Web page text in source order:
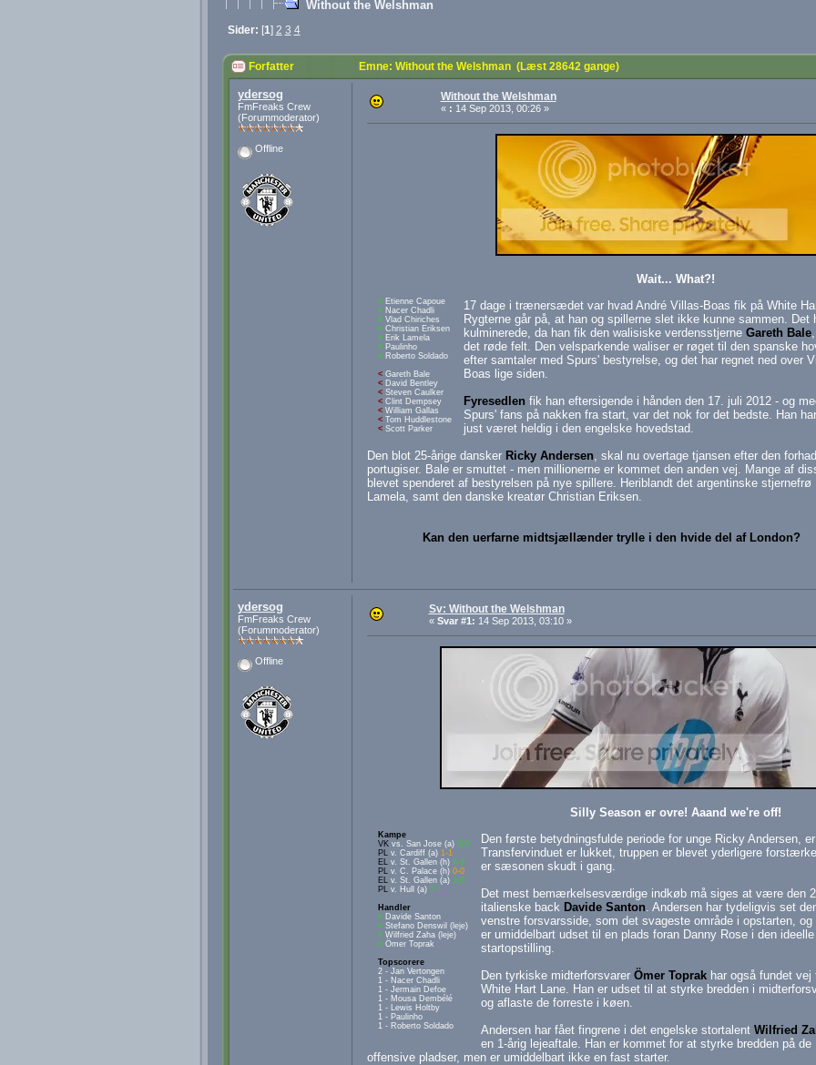
Without the Welshman
Sider: [1] 2 3 4
Forfatter Emne: Without the Welshman (Læst 28642 gange)
ydersog
FmFreaks Crew
(Forummoderator)
Offline
Without the Welshman
« : 14 Sep 2013, 00:26 »
Wait... What?!
> Etienne Capoue
> Nacer Chadli
> Vlad Chiriches
> Christian Eriksen
> Erik Lamela
> Paulinho
> Roberto Soldado
< Gareth Bale
< David Bentley
< Steven Caulker
< Clint Dempsey
< William Gallas
< Tom Huddlestone
< Scott Parker
17 dage i trænersædet var hvad André Villas-Boas fik på White
Rygterne går på, at han og spillerne slet ikke kunne sammen. Det
kulminerede, da han fik den walisiske verdensstjerne Gareth Bale
det røde felt. Den velsparkende waliser er røget til den spanske
efter samtaler med Spurs' bestyrelse, og det har regnet ned over
Boas lige siden.
Fyresedlen fik han eftersigende i hånden den 17. juli 2012 - og
Spurs' fans på nakken fra start, var det nok for det bedste. Han
just været heldig i den engelske hovedstad.
Den blot 25-årige dansker Ricky Andersen , skal nu overtage tjansen efter den
portugiser. Bale er smuttet - men millionerne er kommet den anden vej. Mange af
blevet spenderet af bestyrelsen på nye spillere. Heriblandt det argentinske stjernefrø
Lamela, samt den danske kreatør Christian Eriksen.
Kan den uerfarne midtsjællænder trylle i den hvide del af London?
ydersog
FmFreaks Crew
(Forummoderator)
Offline
Sv: Without the Welshman
« Svar #1: 14 Sep 2013, 03:10 »
Silly Season er ovre! Aaand we're off!
Kampe
VK vs. San Jose (a)3-0
PL v. Cardiff (a)1-1
EL v. St. Gallen (h)4-3
PL v. C. Palace (h)0-0
EL v. St. Gallen (a) 1-0
PL v. Hull (a)2-1
Handler
> Davide Santon
> Stefano Denswil (leje)
> Wilfried Zaha (leje)
> Ömer Toprak
Topscorere
2 - Jan Vertongen
1 - Nacer Chadli
1 - Jermain Defoe
1 - Mousa Dembélé
1 - Lewis Holtby
1 - Paulinho
1 - Roberto Soldado
Den første betydningsfulde periode for unge Ricky Andersen, er
Transfervinduet er lukket, truppen er blevet yderligere
er sæsonen skudt i gang.
Det mest bemærkelsesværdige indkøb må siges at være den
italienske back Davide Santon . Andersen har tydeligvis set
venstre forsvarsside, som det svageste område i opstarten, og
er umiddelbart udset til en plads foran Danny Rose i den ideelle
startopstilling.
Den tyrkiske midterforsvarer Ömer Toprakhar også fundet vej
White Hart Lane. Han er udset til at styrke bredden i
og aflaste de forreste i køen.
Andersen har fået fingrene i det engelske stortalent Wilfried
en 1-årig lejeaftale. Han er kommet for at styrke bredden på de
offensive pladser, men er umiddelbart ikke en fast starter.